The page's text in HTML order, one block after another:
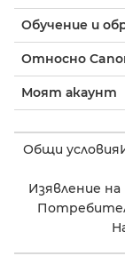
Обучение и
Относно
Моят акаунт
Общи условия
Изявление